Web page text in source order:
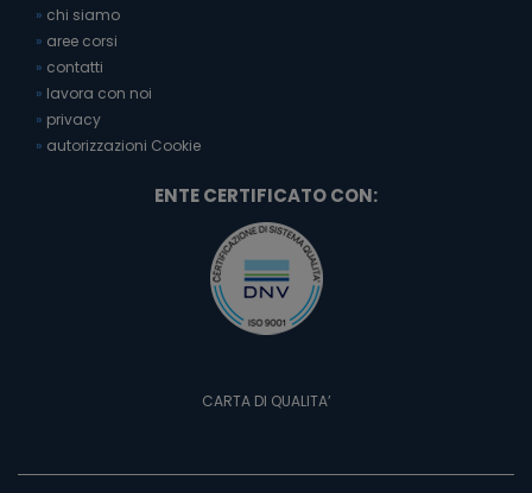
» chi siamo
» aree corsi
» contatti
» lavora con noi
» privacy
» autorizzazioni Cookie
ENTE CERTIFICATO CON:
CARTA DI QUALITA’